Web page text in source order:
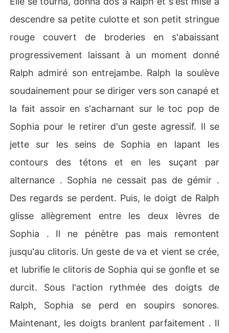
descendre sa petite culotte et son petit stringue
rouge couvert de broderies en s'abaissant
progressivement laissant à un moment donné
Ralph admiré son entrejambe. Ralph la soulève
soudainement pour se diriger vers son canapé et
la fait assoir en s'acharnant sur le toc pop de
Sophia pour le retirer d'un geste agressif. Il se
jette sur les seins de Sophia en lapant les
contours des tétons et en les suçant par
alternance . Sophia ne cessait pas de gémir .
Des regards se perdent. Puis, le doigt de Ralph
glisse allègrement entre les deux lèvres de
Sophia . Il ne pénètre pas mais remontent
jusqu'au clitoris. Un geste de va et vient se crée,
et lubrifie le clitoris de Sophia qui se gonfle et se
durcit. Sous l'action rythmée des doigts de
Ralph, Sophia se perd en soupirs sonores.
Maintenant, les doigts branlent parfaitement . Il